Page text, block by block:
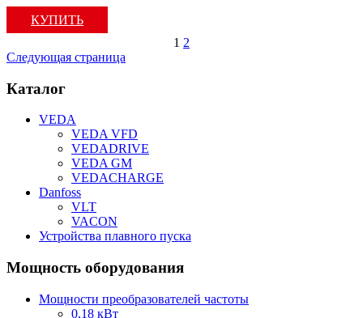
КУПИТЬ
1 2
Следующая страница
Каталог
VEDA
VEDA VFD
VEDADRIVE
VEDA GM
VEDACHARGE
Danfoss
VLT
VACON
Устройства плавного пуска
Мощность оборудования
Мощности преобразователей частоты
0,18 кВт